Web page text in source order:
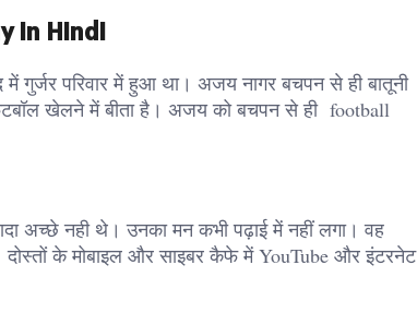
in Hindi
गुर्जर परिवार में हुआ था। अजय नागर बचपन से ही बातूनी
खेलने में बीता है। अजय को बचपन से ही football
अच्छे नही थे। उनका मन कभी पढ़ाई में नहीं लगा। वह
के मोबाइल और साइबर कैफे में YouTube और इंटरनेट